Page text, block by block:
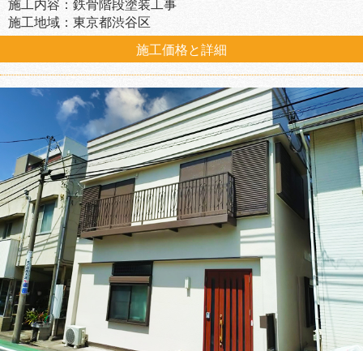
施工内容：鉄骨階段塗装工事
施工地域：東京都渋谷区
施工価格と詳細